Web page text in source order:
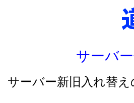
サーバ
サーバー新旧入れ替